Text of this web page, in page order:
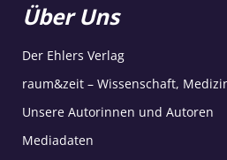
Über Uns
Der Ehlers Verlag
raum&zeit – Wissenschaft,
Unsere Autorinnen und Autoren
Mediadaten